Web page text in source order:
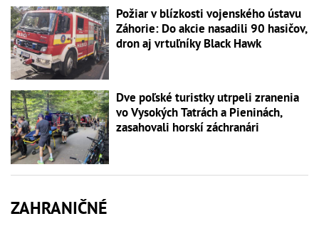
Požiar v blízkosti vojenského ústavu
Záhorie: Do akcie nasadili 90 hasičov,
dron aj vrtuľníky Black Hawk
Dve poľské turistky utrpeli zranenia
vo Vysokých Tatrách a Pieninách,
zasahovali horskí záchranári
ZAHRANIČNÉ